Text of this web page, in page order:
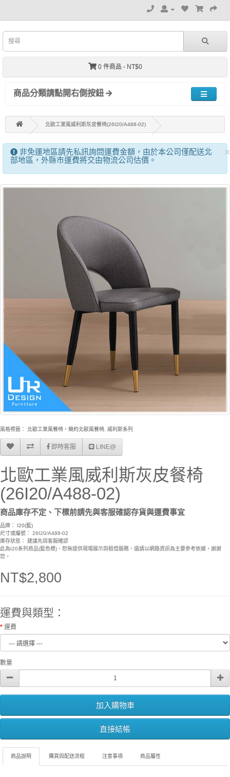
0 件商品 - NT$0
商品分類請點開右側按鈕
北歐工業風威利斯灰皮餐椅(26I20/A488-02)
×
非免運地區請先私訊詢問運費金額，由於本公司僅配送北
部地區，外縣市運費將交由物流公司估價。
風格標籤： 北歐工業風餐椅，簡約北歐風餐椅 威利斯系列
即時客服 LINE@
北歐工業風威利斯灰皮餐椅
(26I20/A488-02)
商品庫存不定、下標前請先與客服確認存貨與運費事宜
品牌： I20(藍)
尺寸或編號： 26I20/A488-02
庫存狀態： 建議先與客服確認
此為I20系列商品(藍色標)，恕無提供現場展示與租借服務，還請以網路資訊為主要參考依據，謝謝
您。
NT$2,800
運費與類型：
運費
數量
加入購物車
直接結帳
商品說明 購買與配送流程 注意事項 商品屬性